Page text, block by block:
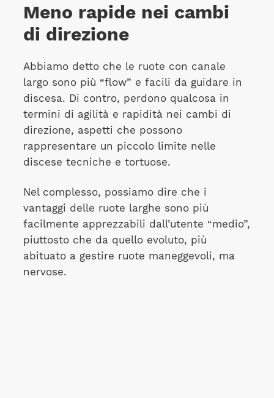
Meno rapide nei cambi
di direzione
Abbiamo detto che le ruote con canale
largo sono più “flow” e facili da guidare in
discesa. Di contro, perdono qualcosa in
termini di agilità e rapidità nei cambi di
direzione, aspetti che possono
rappresentare un piccolo limite nelle
discese tecniche e tortuose.
Nel complesso, possiamo dire che i
vantaggi delle ruote larghe sono più
facilmente apprezzabili dall’utente “medio”,
piuttosto che da quello evoluto, più
abituato a gestire ruote maneggevoli, ma
nervose.